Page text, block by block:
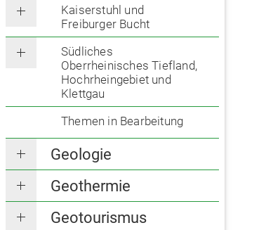
Kaiserstuhl und
Freiburger Bucht
Südliches
Oberrheinisches Tiefland,
Hochrheingebiet und
Klettgau
Themen in Bearbeitung
Geologie
Geothermie
Geotourismus